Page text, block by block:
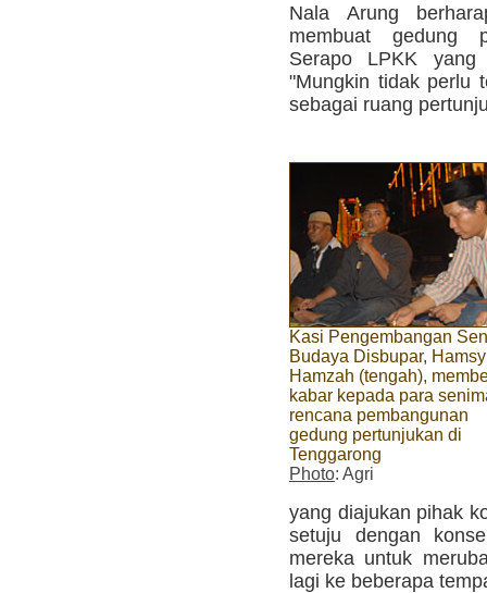
Nala Arung
membuat gedung
Serapo LPKK
"Mungkin tidak perlu
sebagai ruang
Kasi Pengembangan
Budaya Disbupar,
Hamzah (tengah),
kabar kepada para
rencana pembangunan
gedung pertunjukan di
Tenggarong
Photo: Agri
yang diajukan pihak
setuju dengan
mereka untuk
lagi ke beberapa